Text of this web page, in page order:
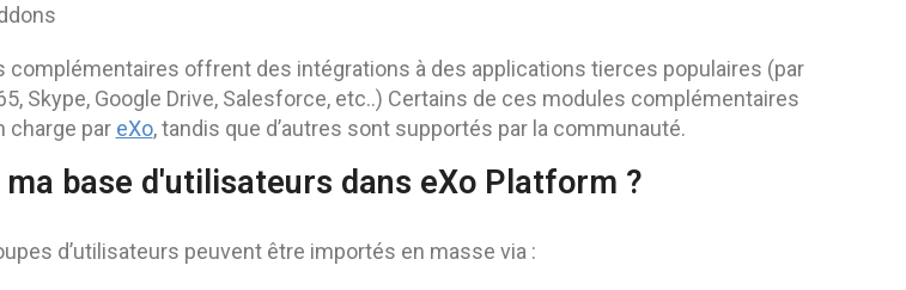
complémentaires offrent des intégrations à des applications tierces populaires (par
Skype, Google Drive, Salesforce, etc..) Certains de ces modules complémentaires
charge par eXo, tandis que d’autres sont supportés par la communauté.
base d'utilisateurs dans eXo Platform ?
d’utilisateurs peuvent être importés en masse via :